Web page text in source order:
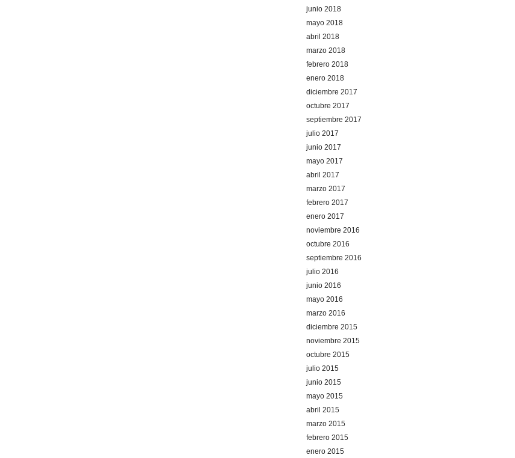
junio 2018
mayo 2018
abril 2018
marzo 2018
febrero 2018
enero 2018
diciembre 2017
octubre 2017
septiembre 2017
julio 2017
junio 2017
mayo 2017
abril 2017
marzo 2017
febrero 2017
enero 2017
noviembre 2016
octubre 2016
septiembre 2016
julio 2016
junio 2016
mayo 2016
marzo 2016
diciembre 2015
noviembre 2015
octubre 2015
julio 2015
junio 2015
mayo 2015
abril 2015
marzo 2015
febrero 2015
enero 2015